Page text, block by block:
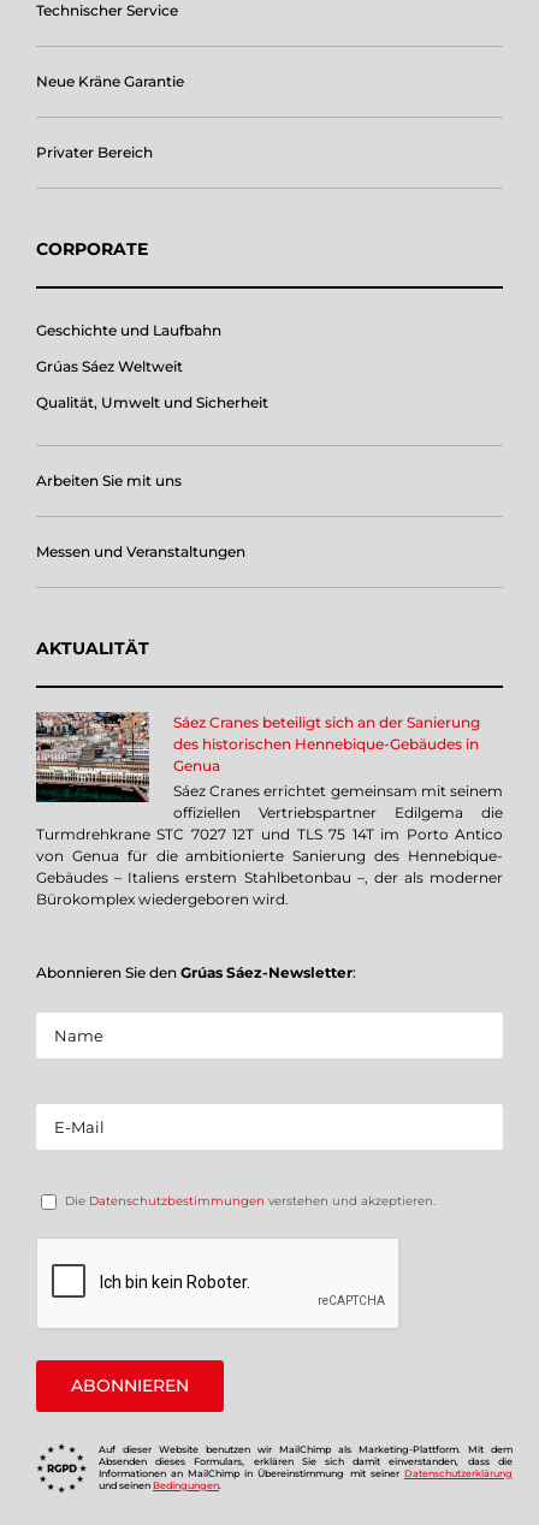
Technischer Service
Neue Kräne Garantie
Privater Bereich
CORPORATE
Geschichte und Laufbahn
Grúas Sáez Weltweit
Qualität, Umwelt und Sicherheit
Arbeiten Sie mit uns
Messen und Veranstaltungen
AKTUALITÄT
Sáez Cranes beteiligt sich an der Sanierung
des historischen Hennebique-Gebäudes in
Genua
Sáez Cranes errichtet gemeinsam mit seinem
offiziellen Vertriebspartner Edilgema die
Turmdrehkrane STC 7027 12T und TLS 75 14T im Porto Antico
von Genua für die ambitionierte Sanierung des Hennebique-
Gebäudes – Italiens erstem Stahlbetonbau –, der als moderner
Bürokomplex wiedergeboren wird.
Abonnieren Sie den Grúas Sáez-Newsletter:
Die Datenschutzbestimmungen verstehen und akzeptieren.
Auf dieser Website benutzen wir MailChimp als Marketing-Plattform. Mit dem
Absenden dieses Formulars, erklären Sie sich damit einverstanden, dass die
Informationen an MailChimp in Übereinstimmung mit seiner Datenschutzerklärung
und seinen Bedingungen.